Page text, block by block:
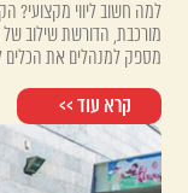
למה חשוב ליווי מקצועי?
מורכבת, הדורשת שילוב של
מספק למנהלים את
קרא עוד >>